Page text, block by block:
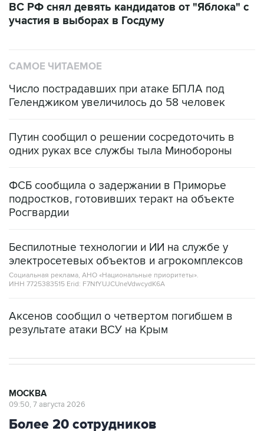
ВС РФ снял девять кандидатов от "Яблока" с
участия в выборах в Госдуму
САМОЕ ЧИТАЕМОЕ
Число пострадавших при атаке БПЛА под
Геленджиком увеличилось до 58 человек
Путин сообщил о решении сосредоточить в
одних руках все службы тыла Минобороны
ФСБ сообщила о задержании в Приморье
подростков, готовивших теракт на объекте
Росгвардии
Беспилотные технологии и ИИ на службе у
электросетевых объектов и агрокомплексов
Социальная реклама, АНО «Национальные приоритеты».
ИНН 7725383515 Erid: F7NfYUJCUneVdwcydK6A
Аксенов сообщил о четвертом погибшем в
результате атаки ВСУ на Крым
МОСКВА
09:50, 7 августа 2026
Более 20 сотрудников